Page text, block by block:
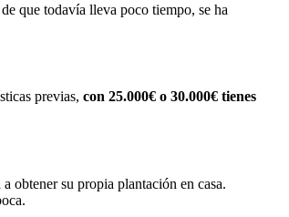
que todavía lleva poco tiempo, se ha
previas, con 25.000€ o 30.000€ tienes
obtener su propia plantación en casa.